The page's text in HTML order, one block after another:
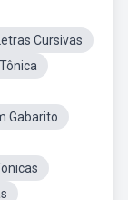
Cursivas
Gabarito